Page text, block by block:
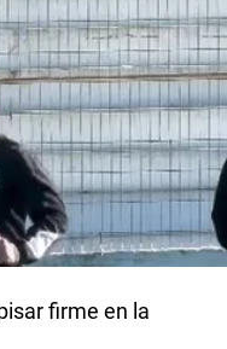
firme en la